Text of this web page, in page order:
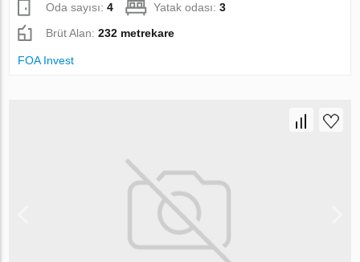
Oda sayısı:4 Yatak odası:3
Brüt Alan:232 metrekare
FOA Invest